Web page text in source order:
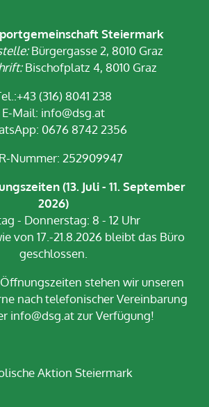
Steiermark
Bürgergasse 2, 8010 Graz
Bischofplatz 4, 8010 Graz
(316) 8041 238
E-Mail: info@dsg.at
0676 8742 2356
Nummer: 252909947
(13. Juli - 11. September
2026)
- Donnerstag: 8 - 12 Uhr
von 17.-21.8.2026 bleibt das Büro
geschlossen.
stehen wir unseren
nach telefonischer Vereinbarung
info@dsg.at zur Verfügung!
Aktion Steiermark